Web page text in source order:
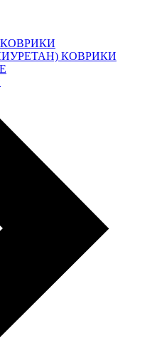
КОВРИКИ